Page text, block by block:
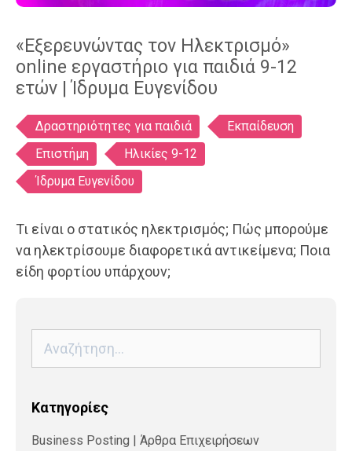
«Εξερευνώντας τον Ηλεκτρισμό»
online εργαστήριο για παιδιά 9-12
ετών | Ίδρυμα Ευγενίδου
Ετικέτες
Δραστηριότητες για παιδιά
Εκπαίδευση
Επιστήμη
Ηλικίες 9-12
Ίδρυμα Ευγενίδου
Τι είναι ο στατικός ηλεκτρισμός; Πώς μπορούμε
να ηλεκτρίσουμε διαφορετικά αντικείμενα; Ποια
είδη φορτίου υπάρχουν;
για:
Kατηγορίες
Business Posting | Άρθρα Επιχειρήσεων